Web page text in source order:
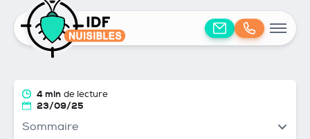
4 min de lecture
23/09/25
Sommaire